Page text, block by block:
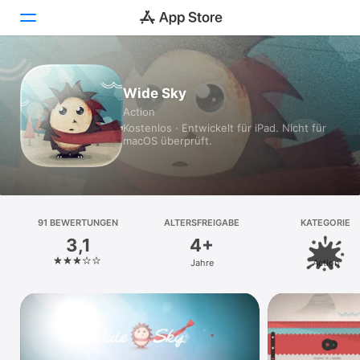
Heute
Spiele
Apps
Plattform
iPhone
iPad
Wide Sky
Action
Kostenlos · Entwickelt für iPad. Nicht für
macOS überprüft.
91 BEWERTUNGEN
3,1
ALTERSFREIGABE
4+
Jahre
KATEGORIE
Action